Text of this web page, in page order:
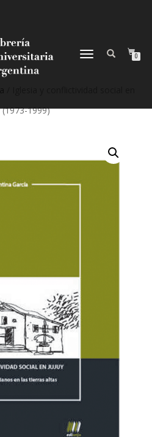
NAVEGACIÓN
0
(1973-1999)